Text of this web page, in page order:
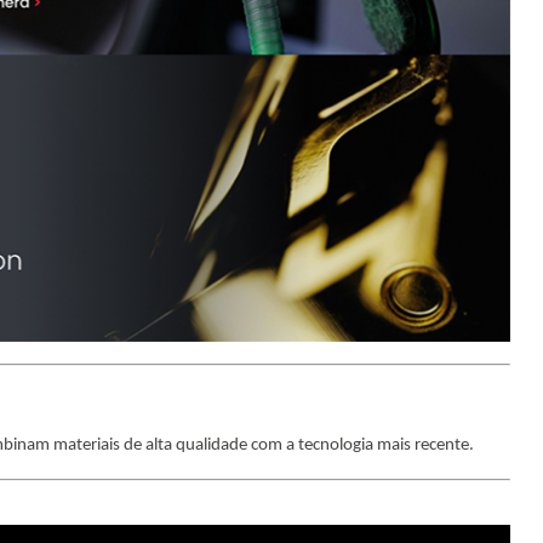
materiais de alta qualidade com a tecnologia mais recente.